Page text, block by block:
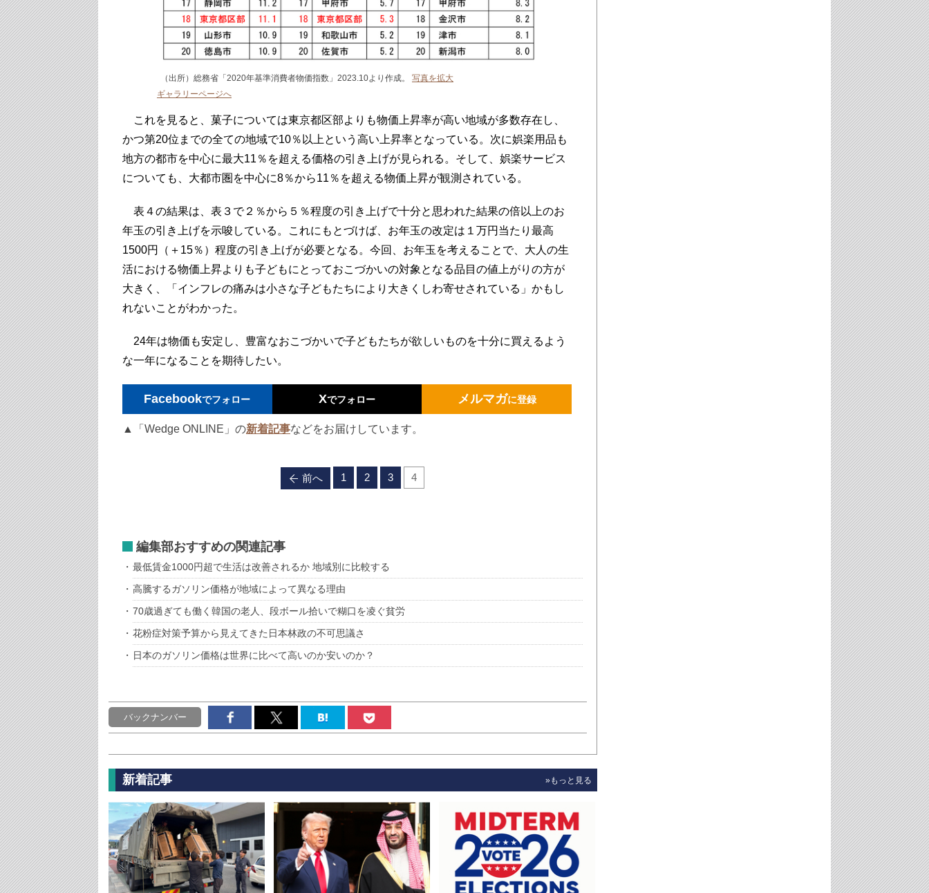
（出所）総務省「2020年基準消費者物価指数」2023.10より作成。 写真を拡大
ギャラリーページへ
これを見ると、菓子については東京都区部よりも物価上昇率が高い地域が多数存在し、
かつ第20位までの全ての地域で10％以上という高い上昇率となっている。次に娯楽用品も
地方の都市を中心に最大11％を超える価格の引き上げが見られる。そして、娯楽サービス
についても、大都市圏を中心に8％から11％を超える物価上昇が観測されている。
表４の結果は、表３で２％から５％程度の引き上げで十分と思われた結果の倍以上のお
年玉の引き上げを示唆している。これにもとづけば、お年玉の改定は１万円当たり最高
1500円（＋15％）程度の引き上げが必要となる。今回、お年玉を考えることで、大人の生
活における物価上昇よりも子どもにとっておこづかいの対象となる品目の値上がりの方が
大きく、「インフレの痛みは小さな子どもたちにより大きくしわ寄せされている」かもし
れないことがわかった。
24年は物価も安定し、豊富なおこづかいで子どもたちが欲しいものを十分に買えるよう
な一年になることを期待したい。
Facebookでフォロー Xでフォロー メルマガに登録
▲「Wedge ONLINE」の新着記事などをお届けしています。
前へ 1 2 3 4
編集部おすすめの関連記事
最低賃金1000円超で生活は改善されるか 地域別に比較する
高騰するガソリン価格が地域によって異なる理由
70歳過ぎても働く韓国の老人、段ボール拾いで糊口を凌ぐ貧労
花粉症対策予算から見えてきた日本林政の不可思議さ
日本のガソリン価格は世界に比べて高いのか安いのか？
バックナンバー
新着記事 »もっと見る